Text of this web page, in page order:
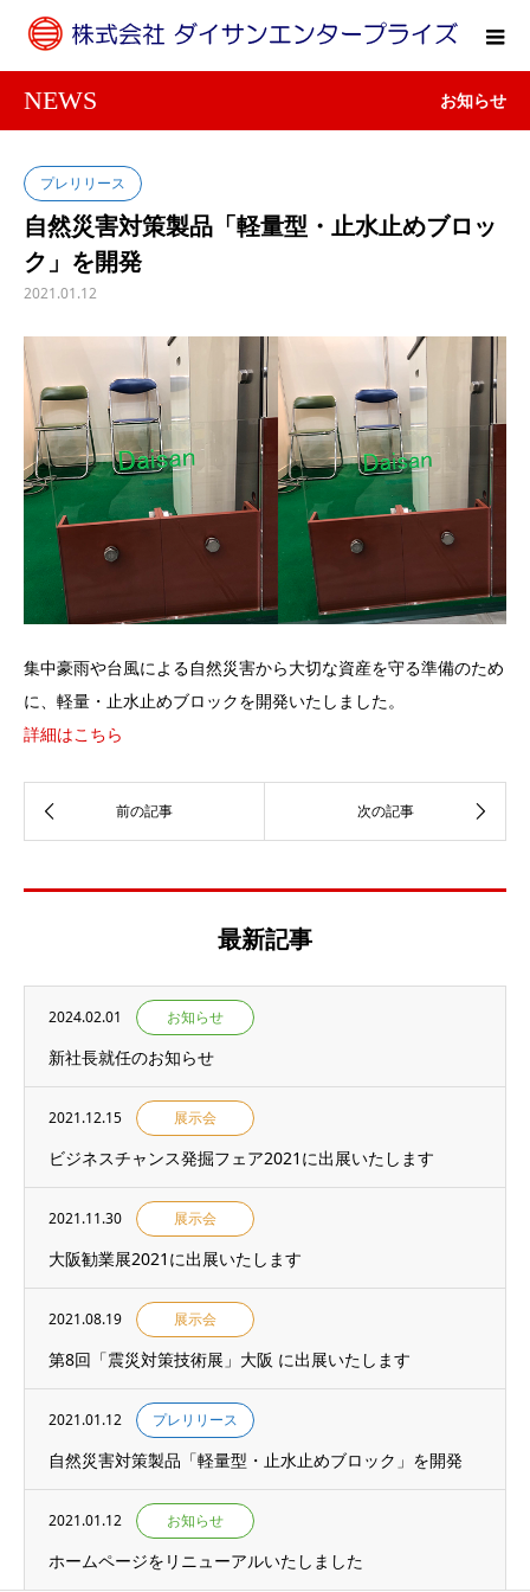
NEWS お知らせ
プレリリース
自然災害対策製品「軽量型・止水止めブロッ
ク」を開発
2021.01.12
集中豪雨や台風による自然災害から大切な資産を守る準備のため
に、軽量・止水止めブロックを開発いたしました。
詳細はこちら
最新記事
2024.02.01 お知らせ
新社長就任のお知らせ
2021.12.15 展示会
ビジネスチャンス発掘フェア2021に出展いたします
2021.11.30 展示会
大阪勧業展2021に出展いたします
2021.08.19 展示会
第8回「震災対策技術展」大阪 に出展いたします
2021.01.12 プレリリース
自然災害対策製品「軽量型・止水止めブロック」を開発
2021.01.12 お知らせ
ホームページをリニューアルいたしました